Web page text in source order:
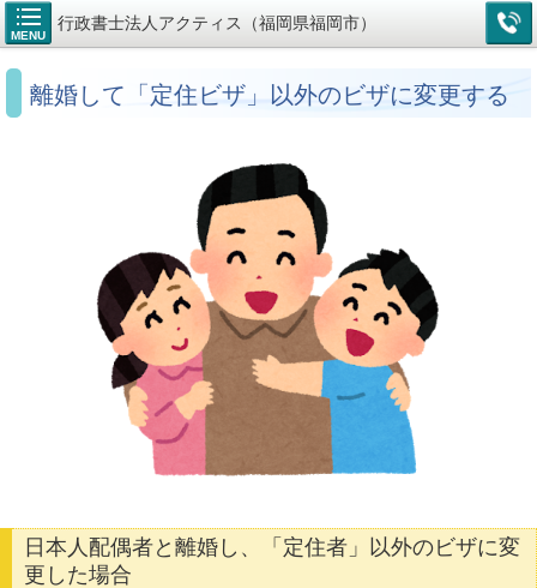
MENU
行政書士法人アクティス（福岡県福岡市）
離婚して「定住ビザ」以外のビザに変更する
日本人配偶者と離婚し、「定住者」以外のビザに変
更した場合